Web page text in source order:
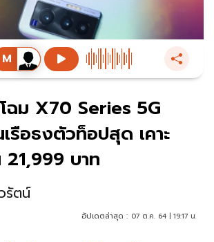
ฉม X70 Series 5G
รือธงตัวท็อปสุด เคาะ
21,999 บาท
รัตน์
อัปเดตล่าสุด : 07 ต.ค. 64 | 19:17 น.